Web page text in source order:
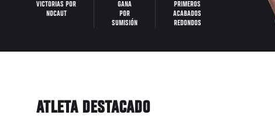
VICTORIAS POR
NOCAUT
GANA
POR
SUMISIÓN
PRIMEROS
ACABADOS
REDONDOS
ATLETA DESTACADO